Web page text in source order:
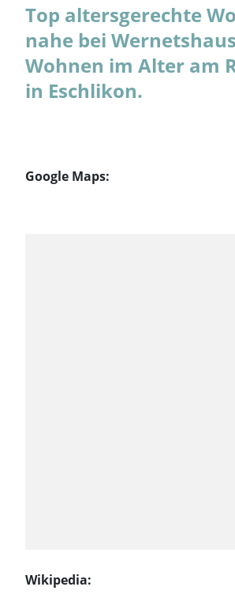
Top altersgerechte
nahe bei
Wohnen im Alter am
in Eschlikon.
Google Maps:
Wikipedia: